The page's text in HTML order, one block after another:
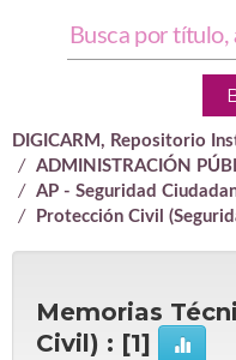
DIGICARM, Repositorio
ADMINISTRACIÓN
AP - Seguridad
Protección Civil
Memorias
Civil) : [1]